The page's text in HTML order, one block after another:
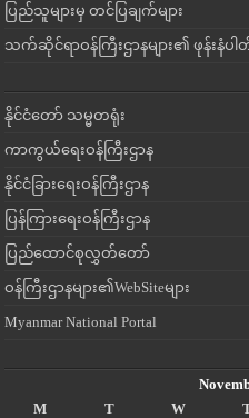
ပြည်သူများမှ တင်ပြချက်များ
သက်ဆိုင်ရာဝန်ကြီးဌာနများ၏ ဖုန်းနံပါတ်
နိုင်ငံတော် သမ္မတရုံး
ကာကွယ်ရေးဝန်ကြီးဌာန
နိုင်ငံခြားရေးဝန်ကြီးဌာန
ပြန်ကြားရေးဝန်ကြီးဌာန
ပြည်ထောင်စုလွှတ်တော်
ဝန်ကြီးဌာနများ၏WebSiteများ
Myanmar National Portal
M
T W